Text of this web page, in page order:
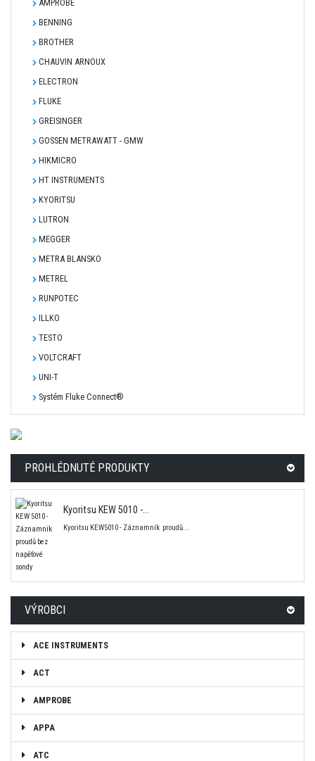
AMPROBE
BENNING
BROTHER
CHAUVIN ARNOUX
ELECTRON
FLUKE
GREISINGER
GOSSEN METRAWATT - GMW
HIKMICRO
HT INSTRUMENTS
KYORITSU
LUTRON
MEGGER
METRA BLANSKO
METREL
RUNPOTEC
ILLKO
TESTO
VOLTCRAFT
UNI-T
Systém Fluke Connect®
PROHLÉDNUTÉ PRODUKTY
Kyoritsu KEW 5010 -...
Kyoritsu KEW5010 - Záznamník proudů...
VÝROBCI
ACE INSTRUMENTS
ACT
AMPROBE
APPA
ATC